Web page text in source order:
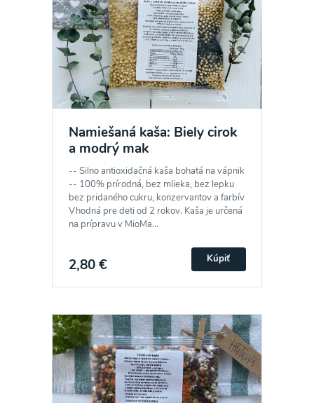
Namiešaná kaša: Biely cirok
a modrý mak
-- Silno antioxidačná kaša bohatá na vápnik
-- 100% prírodná, bez mlieka, bez lepku
bez pridaného cukru, konzervantov a farbív
Vhodná pre deti od 2 rokov. Kaša je určená
na prípravu v MioMa...
2,80 € Kúpiť
Odber noviniek a akcií
Odoslaním registrácie na Newsletter súhlasím so